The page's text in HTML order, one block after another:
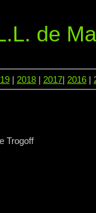
de
| 2018 | 2017| 2016 |
Trogoff